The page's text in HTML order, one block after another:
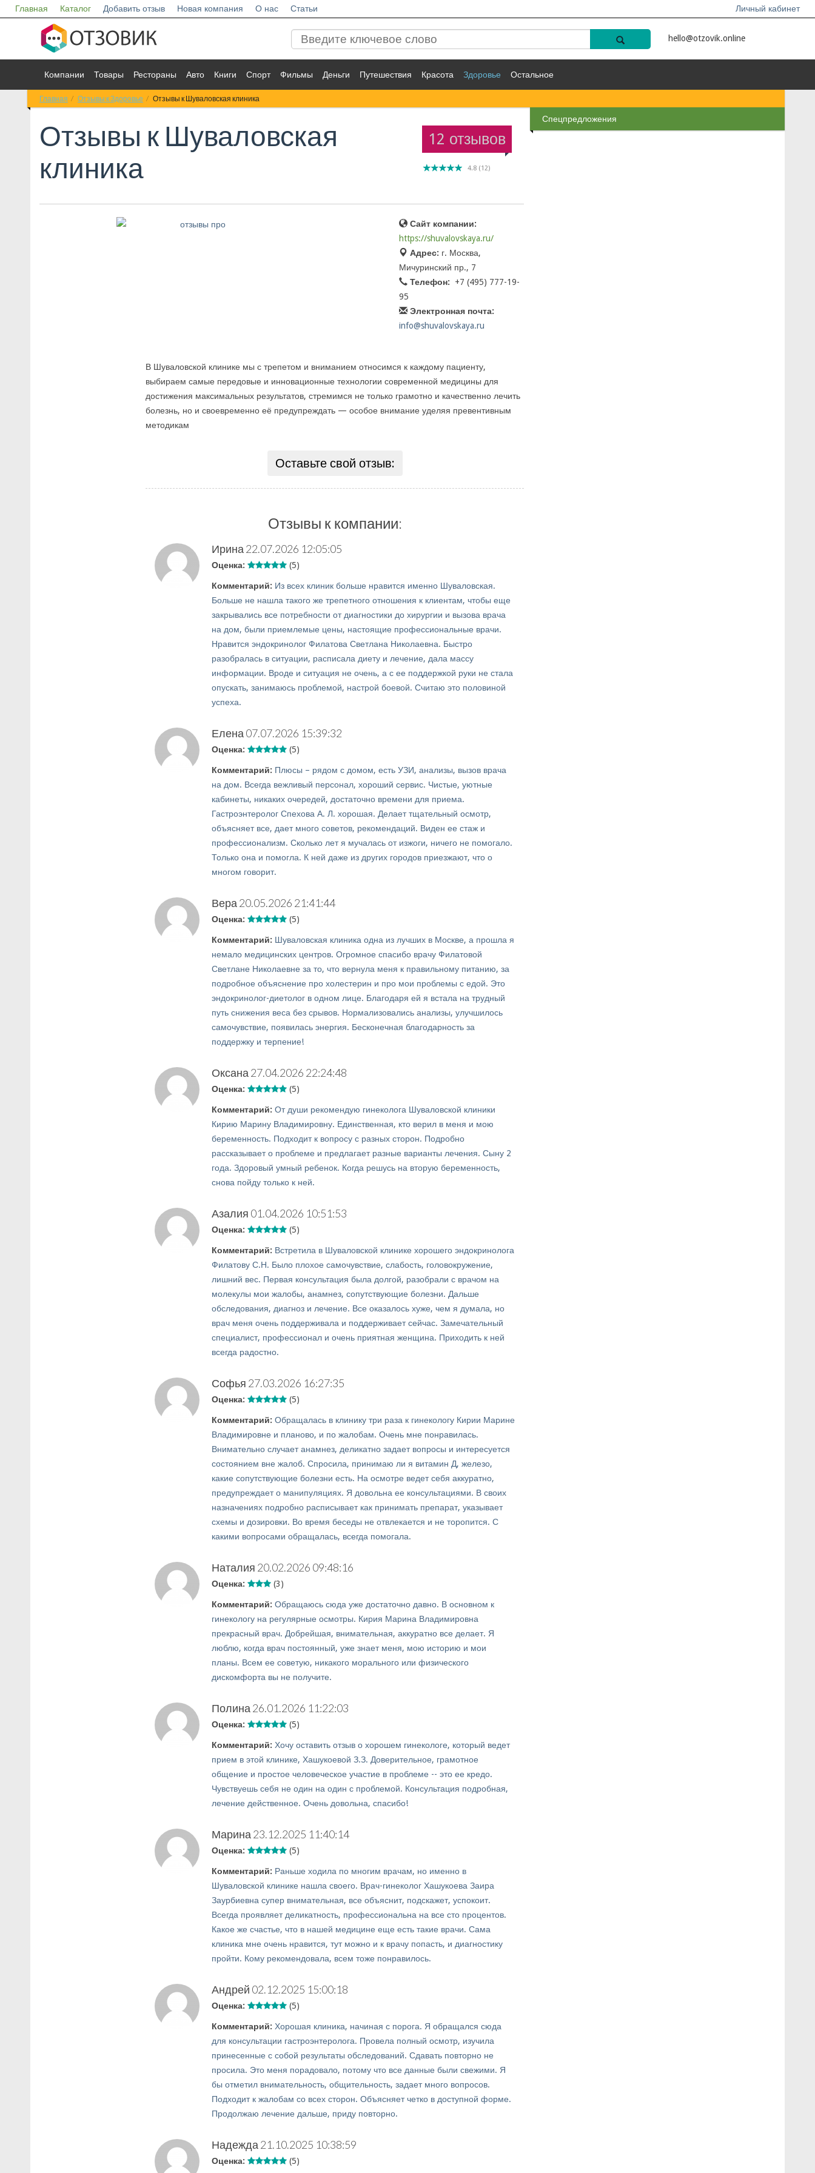
Главная Каталог Добавить отзыв Новая компания О нас Статьи Личный кабинет
hello@otzovik.online
Компании Товары Рестораны Авто Книги Спорт Фильмы Деньги Путешествия Красота Здоровье Остальное
Главная Отзывы к Здоровье Отзывы к Шуваловская клиника
12 отзывов
4.8 (12)
Отзывы к Шуваловская
клиника
Сайт компании:
https://shuvalovskaya.ru/
Адрес: г. Москва,
Мичуринский пр., 7
Телефон:
+7 (495) 777-19-
95
Электронная почта:
info@shuvalovskaya.ru
В Шуваловской клинике мы с трепетом и вниманием относимся к каждому пациенту,
выбираем самые передовые и инновационные технологии современной медицины для
достижения максимальных результатов, стремимся не только грамотно и качественно лечить
болезнь, но и своевременно её предупреждать — особое внимание уделяя превентивным
методикам
Оставьте свой отзыв:
Отзывы к компании:
Ирина 22.07.2026 12:05:05
Оценка: (5)
Комментарий: Из всех клиник больше нравится именно Шуваловская.
Больше не нашла такого же трепетного отношения к клиентам, чтобы еще
закрывались все потребности от диагностики до хирургии и вызова врача
на дом, были приемлемые цены, настоящие профессиональные врачи.
Нравится эндокринолог Филатова Светлана Николаевна. Быстро
разобралась в ситуации, расписала диету и лечение, дала массу
информации. Вроде и ситуация не очень, а с ее поддержкой руки не стала
опускать, занимаюсь проблемой, настрой боевой. Считаю это половиной
успеха.
Елена 07.07.2026 15:39:32
Оценка: (5)
Комментарий: Плюсы – рядом с домом, есть УЗИ, анализы, вызов врача
на дом. Всегда вежливый персонал, хороший сервис. Чистые, уютные
кабинеты, никаких очередей, достаточно времени для приема.
Гастроэнтеролог Спехова А. Л. хорошая. Делает тщательный осмотр,
объясняет все, дает много советов, рекомендаций. Виден ее стаж и
профессионализм. Сколько лет я мучалась от изжоги, ничего не помогало.
Только она и помогла. К ней даже из других городов приезжают, что о
многом говорит.
Вера 20.05.2026 21:41:44
Оценка: (5)
Комментарий: Шуваловская клиника одна из лучших в Москве, а прошла я
немало медицинских центров. Огромное спасибо врачу Филатовой
Светлане Николаевне за то, что вернула меня к правильному питанию, за
подробное объяснение про холестерин и про мои проблемы с едой. Это
эндокринолог-диетолог в одном лице. Благодаря ей я встала на трудный
путь снижения веса без срывов. Нормализовались анализы, улучшилось
самочувствие, появилась энергия. Бесконечная благодарность за
поддержку и терпение!
Оксана 27.04.2026 22:24:48
Оценка: (5)
Комментарий: От души рекомендую гинеколога Шуваловской клиники
Кирию Марину Владимировну. Единственная, кто верил в меня и мою
беременность. Подходит к вопросу с разных сторон. Подробно
рассказывает о проблеме и предлагает разные варианты лечения. Сыну 2
года. Здоровый умный ребенок. Когда решусь на вторую беременность,
снова пойду только к ней.
Азалия 01.04.2026 10:51:53
Оценка: (5)
Комментарий: Встретила в Шуваловской клинике хорошего эндокринолога
Филатову С.Н. Было плохое самочувствие, слабость, головокружение,
лишний вес. Первая консультация была долгой, разобрали с врачом на
молекулы мои жалобы, анамнез, сопутствующие болезни. Дальше
обследования, диагноз и лечение. Все оказалось хуже, чем я думала, но
врач меня очень поддерживала и поддерживает сейчас. Замечательный
специалист, профессионал и очень приятная женщина. Приходить к ней
всегда радостно.
Софья 27.03.2026 16:27:35
Оценка: (5)
Комментарий: Обращалась в клинику три раза к гинекологу Кирии Марине
Владимировне и планово, и по жалобам. Очень мне понравилась.
Внимательно случает анамнез, деликатно задает вопросы и интересуется
состоянием вне жалоб. Спросила, принимаю ли я витамин Д, железо,
какие сопутствующие болезни есть. На осмотре ведет себя аккуратно,
предупреждает о манипуляциях. Я довольна ее консультациями. В своих
назначениях подробно расписывает как принимать препарат, указывает
схемы и дозировки. Во время беседы не отвлекается и не торопится. С
какими вопросами обращалась, всегда помогала.
Наталия 20.02.2026 09:48:16
Оценка: (3)
Комментарий: Обращаюсь сюда уже достаточно давно. В основном к
гинекологу на регулярные осмотры. Кирия Марина Владимировна
прекрасный врач. Добрейшая, внимательная, аккуратно все делает. Я
люблю, когда врач постоянный, уже знает меня, мою историю и мои
планы. Всем ее советую, никакого морального или физического
дискомфорта вы не получите.
Полина 26.01.2026 11:22:03
Оценка: (5)
Комментарий: Хочу оставить отзыв о хорошем гинекологе, который ведет
прием в этой клинике, Хашукоевой З.З. Доверительное, грамотное
общение и простое человеческое участие в проблеме -- это ее кредо.
Чувствуешь себя не один на один с проблемой. Консультация подробная,
лечение действенное. Очень довольна, спасибо!
Марина 23.12.2025 11:40:14
Оценка: (5)
Комментарий: Раньше ходила по многим врачам, но именно в
Шуваловской клинике нашла своего. Врач-гинеколог Хашукоева Заира
Заурбиевна супер внимательная, все объяснит, подскажет, успокоит.
Всегда проявляет деликатность, профессиональна на все сто процентов.
Какое же счастье, что в нашей медицине еще есть такие врачи. Сама
клиника мне очень нравится, тут можно и к врачу попасть, и диагностику
пройти. Кому рекомендовала, всем тоже понравилось.
Андрей 02.12.2025 15:00:18
Оценка: (5)
Комментарий: Хорошая клиника, начиная с порога. Я обращался сюда
для консультации гастроэнтеролога. Провела полный осмотр, изучила
принесенные с собой результаты обследований. Сдавать повторно не
просила. Это меня порадовало, потому что все данные были свежими. Я
бы отметил внимательность, общительность, задает много вопросов.
Подходит к жалобам со всех сторон. Объясняет четко в доступной форме.
Продолжаю лечение дальше, приду повторно.
Надежда 21.10.2025 10:38:59
Оценка: (5)
Спецпредложения